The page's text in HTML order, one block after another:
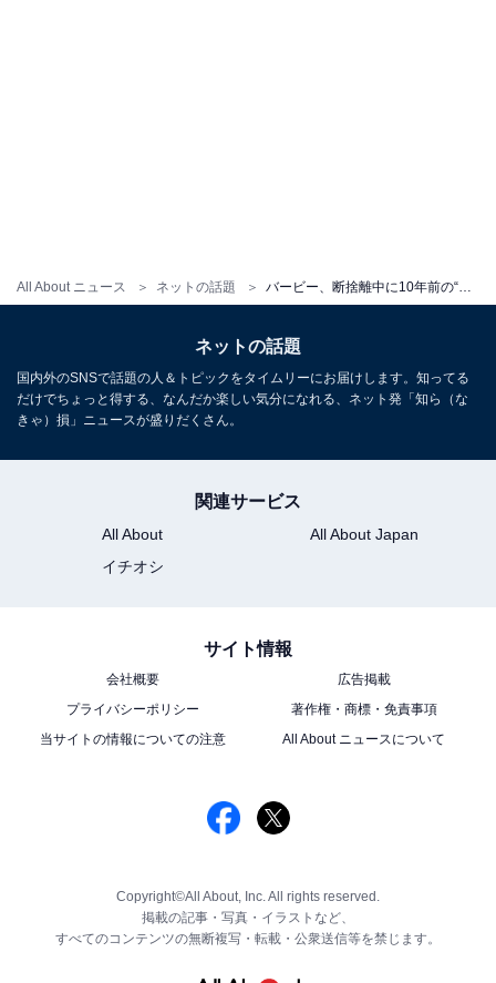
All About ニュース ネットの話題
ネットの話題
国内外のSNSで話題の人＆トピックをタイムリーにお届けします。知ってる
だけでちょっと得する、なんだか楽しい気分になれる、ネット発「知ら（な
きゃ）損」ニュースが盛りだくさん。
関連サービス
All About
All About Japan
イチオシ
サイト情報
会社概要
広告掲載
プライバシーポリシー
著作権・商標・免責事項
当サイトの情報についての注意
All About ニュースについて
Copyright©All About, Inc. All rights reserved.
掲載の記事・写真・イラストなど、
すべてのコンテンツの無断複写・転載・公衆送信等を禁じます。